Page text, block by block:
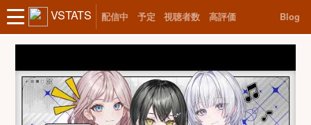
VSTATS 配信中 予定 視聴者数 高評価 Blog